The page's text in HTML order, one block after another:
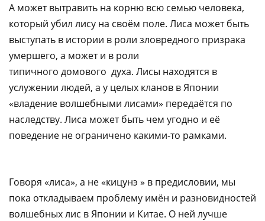
А может вытравить на корню всю семью человека,
который убил лису на своём поле. Лиса может быть
выступать в истории в роли зловредного призрака
умершего, а может и в роли
типичного домового духа. Лисы находятся в
услужении людей, а у целых кланов в Японии
«владение волшебными лисами» передаётся по
наследству. Лиса может быть чем угодно и её
поведение не ограничено какими-то рамками.​‌‌​‌‌​ ​‌​‌‌‌‌ ​​​‌​‌ ​​‌‌​​ ​​‌‌‌​ ​‌​​​‌ ​​‌‌‌​ ​​​‌‌‌ ​​‌​‌​ ​‌​​​‌ ​​‌‌‌​ ​​‌‌‌‌ ​‌​​​‌
Говоря «лиса», а не «кицунэ » в предисловии, мы
пока откладываем проблему имён и разновидностей
волшебных лис в Японии и Китае. О ней лучше